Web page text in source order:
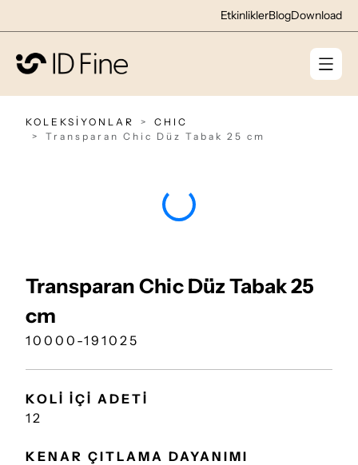
EtkinliklerBlogDownload
KOLEKSİYONLAR
CHIC
Transparan Chic Düz Tabak 25 cm
Transparan Chic Düz Tabak 25
cm
10000-191025
KOLİ İÇİ ADETİ
12
KENAR ÇITLAMA DAYANIMI